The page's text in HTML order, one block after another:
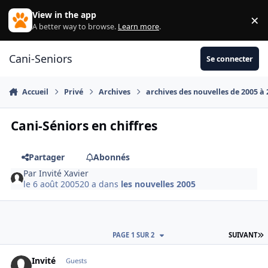
Aller au contenu
View in the app
A better way to browse. Learn more. ×
Cani-Seniors Se connecter
Accueil Privé Archives archives des nouvelles de 2005 à
Cani-Séniors en chiffres
Partager
Abonnés
ParInvité Xavier
le 6 août 200520 a dans les nouvelles 2005
SUIVANT
PAGE 1 SUR 2
Invité Guests